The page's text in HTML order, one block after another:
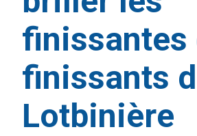
finissantes
finissants
Lotbinière